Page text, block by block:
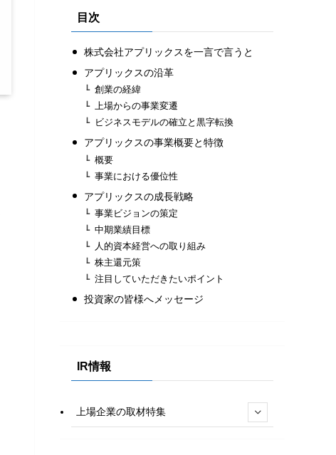
目次
株式会社アプリックスを一言で言うと
アプリックスの沿革
創業の経緯
上場からの事業変遷
ビジネスモデルの確立と黒字転換
アプリックスの事業概要と特徴
概要
事業における優位性
アプリックスの成長戦略
事業ビジョンの策定
中期業績目標
人的資本経営への取り組み
株主還元策
注目していただきたいポイント
投資家の皆様へメッセージ
IR情報
上場企業の取材特集